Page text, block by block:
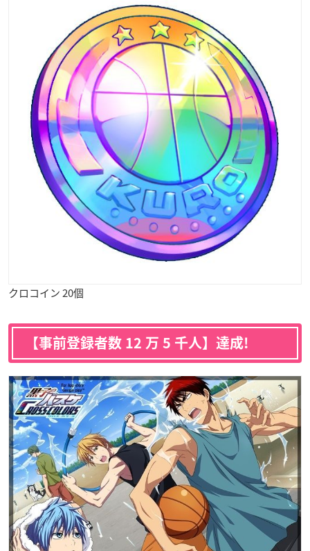
クロコイン 20個
【事前登録者数 12 万 5 千人】達成!